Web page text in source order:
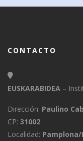
CONTACTO
EUSKARABIDEA –
Dirección: Paulino
CP: 31002
Localidad: